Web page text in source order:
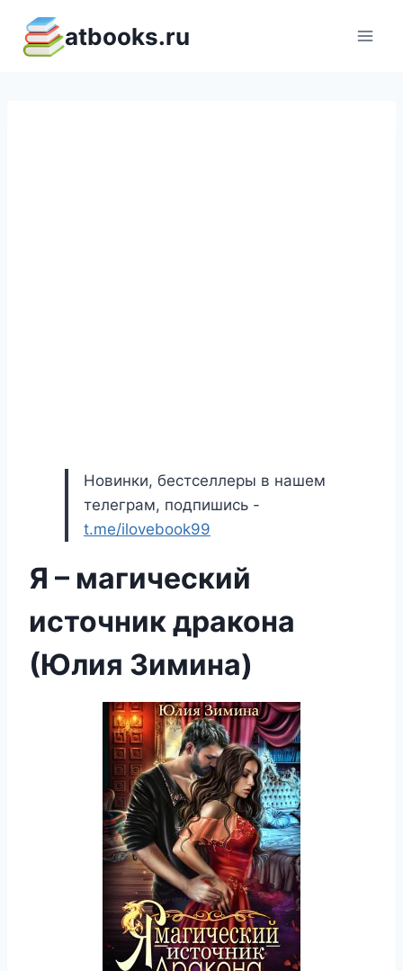
содержимому
atbooks.ru
Новинки, бестселлеры в нашем
телеграм, подпишись -
t.me/ilovebook99
Я – магический
источник дракона
(Юлия Зимина)